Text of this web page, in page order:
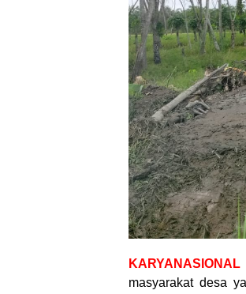
KARYANASIONAL
masyarakat desa